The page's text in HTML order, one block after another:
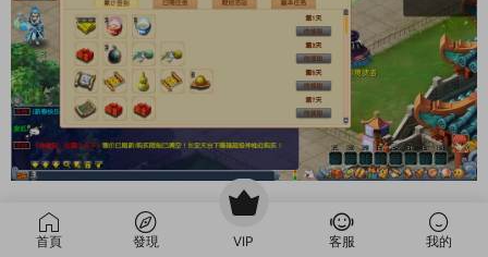
首頁 發現 VIP 客服 我的